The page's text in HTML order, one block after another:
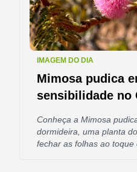
IMAGEM DO DIA
Mimosa pudica
sensibilidade no
Conheça a Mimosa
dormideira, uma planta
fechar as folhas ao toque